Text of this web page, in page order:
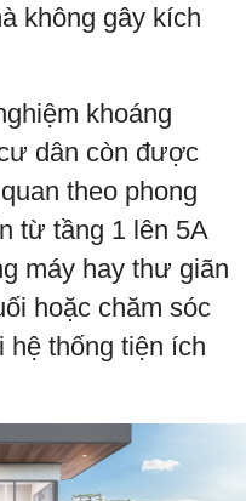
không gây kích
khoáng
dân còn được
theo phong
từ tầng 1 lên 5A
máy hay thư giãn
hoặc chăm sóc
thống tiện ích